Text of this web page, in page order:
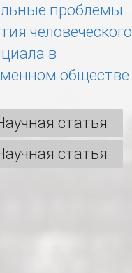
проблемы
человеческого
в
обществе
статья
статья